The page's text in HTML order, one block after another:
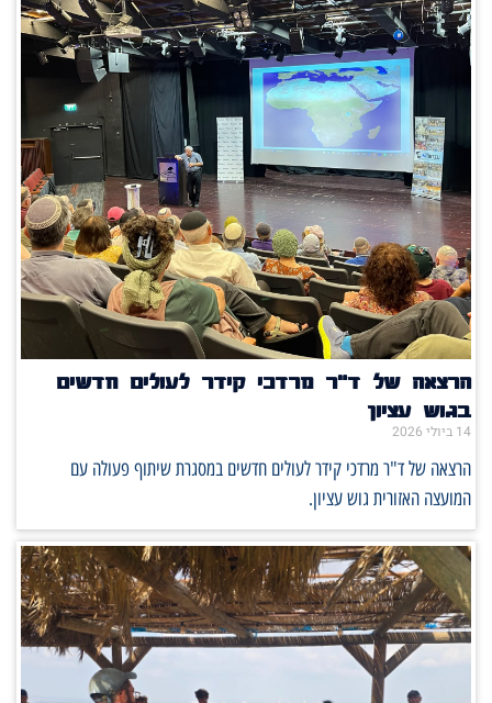
הרצאה של ד"ר מרדכי קידר לעולים חדשים
בגוש עציון
14 ביולי 2026
הרצאה של ד"ר מרדכי קידר לעולים חדשים במסגרת שיתוף פעולה עם
המועצה האזורית גוש עציון.